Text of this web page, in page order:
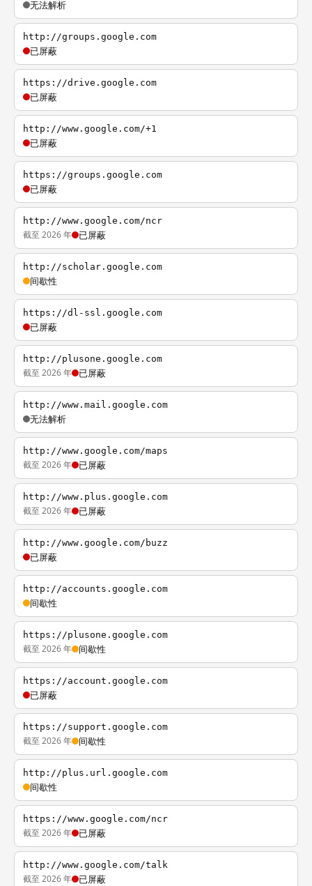
无法解析
http://groups.google.com
已屏蔽
https://drive.google.com
已屏蔽
http://www.google.com/+1
已屏蔽
https://groups.google.com
已屏蔽
http://www.google.com/ncr
截至 2026 年 已屏蔽
http://scholar.google.com
间歇性
https://dl-ssl.google.com
已屏蔽
http://plusone.google.com
截至 2026 年 已屏蔽
http://www.mail.google.com
无法解析
http://www.google.com/maps
截至 2026 年 已屏蔽
http://www.plus.google.com
截至 2026 年 已屏蔽
http://www.google.com/buzz
已屏蔽
http://accounts.google.com
间歇性
https://plusone.google.com
截至 2026 年 间歇性
https://account.google.com
已屏蔽
https://support.google.com
截至 2026 年 间歇性
http://plus.url.google.com
间歇性
https://www.google.com/ncr
截至 2026 年 已屏蔽
http://www.google.com/talk
截至 2026 年 已屏蔽